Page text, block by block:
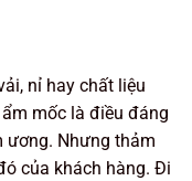
nỉ hay chất liệu
mốc là điều đáng
ương. Nhưng thảm
của khách hàng. Đi